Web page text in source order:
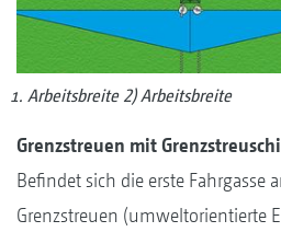
Arbeitsbreite 2) Arbeitsbreite
Grenzstreuen mit
Befindet sich die erste Fahrgasse
Grenzstreuen (umweltorientierte